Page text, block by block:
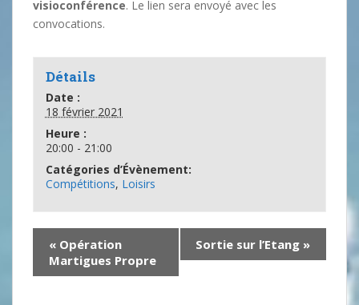
visioconférence. Le lien sera envoyé avec les
convocations.
Détails
Date :
18 février 2021
Heure :
20:00 - 21:00
Catégories d’Évènement:
Compétitions, Loisirs
« Opération
Martigues Propre
Sortie sur l’Etang »